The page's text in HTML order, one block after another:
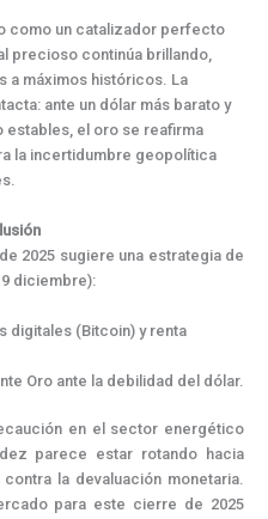
como un catalizador perfecto
precioso continúa brillando,
a máximos históricos. La
ante un dólar más barato y
estables, el oro se reafirma
la incertidumbre geopolítica
2025 sugiere una estrategia de
diciembre):
digitales (Bitcoin) y renta
Oro ante la debilidad del dólar.
en el sector energético
parece estar rotando hacia
la devaluación monetaria.
para este cierre de 2025